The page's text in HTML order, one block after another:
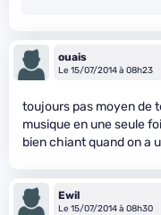
ouais
Le 15/07/2014 à 08h23
toujours pas moyen de
musique en une seule
bien chiant quand on a
Ewil
Le 15/07/2014 à 08h30